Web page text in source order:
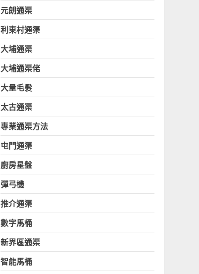
元朗通渠
利東村通渠
大埔通渠
大埔通渠佬
大量毛髮
太古通渠
專業通渠方法
屯門通渠
廚房星盤
彈弓機
推介通渠
數字馬桶
新界區通渠
智能馬桶